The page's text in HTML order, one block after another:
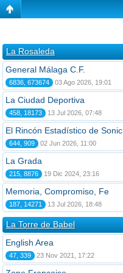
La Rosaleda
General Málaga C.F.
6836, 673674 03 Ago 2026, 19:01
La Ciudad Deportiva
458, 18173 13 Jul 2026, 07:48
El Rincón Estadístico de Sonic
644, 909 02 Jun 2026, 11:00
La Grada
215, 8876 19 Dic 2024, 23:16
Memoria, Compromiso, Fe
187, 14271 13 Jul 2026, 18:48
La Torre de Babel
English Area
47, 339 23 Nov 2021, 17:22